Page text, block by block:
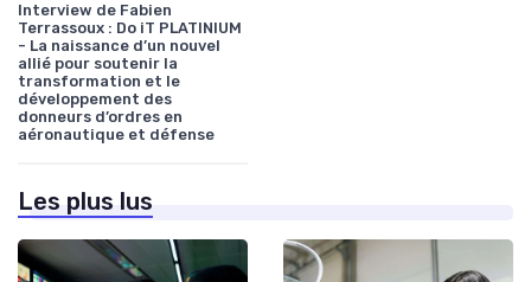
Interview de Fabien
Terrassoux : Do iT PLATINIUM
- La naissance d’un nouvel
allié pour soutenir la
transformation et le
développement des
donneurs d’ordres en
aéronautique et défense
Les plus lus